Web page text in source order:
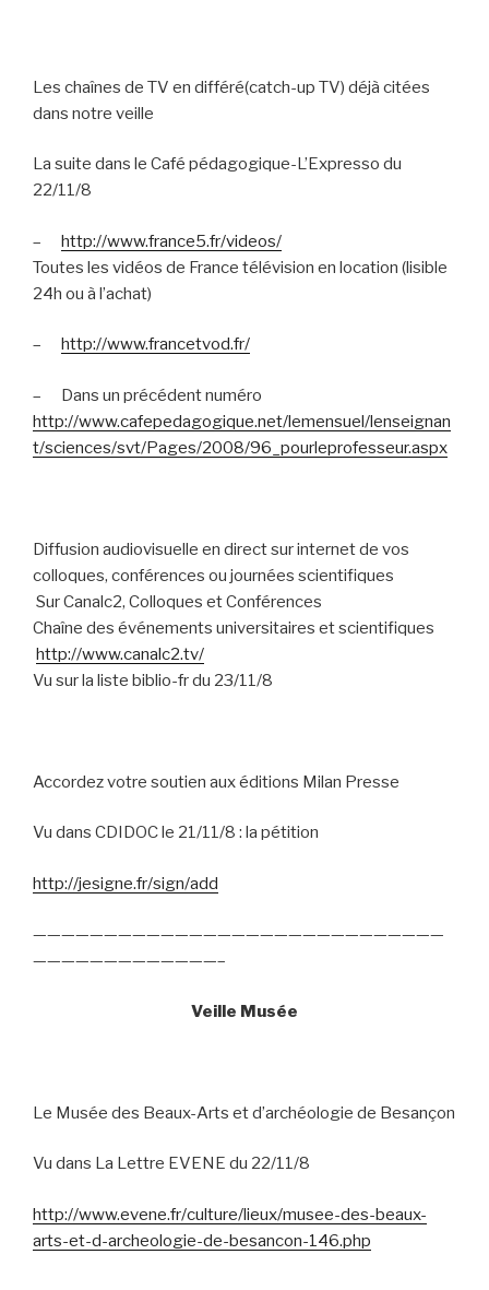
Les chaînes de TV en différé(catch-up TV) déjà citées
dans notre veille
La suite dans le Café pédagogique-L’Expresso du
22/11/8
–
http://www.france5.fr/videos/
Toutes les vidéos de France télévision en location (lisible
24h ou à l’achat)
– http://www.francetvod.fr/
–
Dans un précédent numéro
http://www.cafepedagogique.net/lemensuel/lenseignan
t/sciences/svt/Pages/2008/96_pourleprofesseur.aspx
Diffusion audiovisuelle en direct sur internet de vos
colloques, conférences ou journées scientifiques
Sur Canalc2, Colloques et Conférences
Chaîne des événements universitaires et scientifiques
http://www.canalc2.tv/
Vu sur la liste biblio-fr du 23/11/8
Accordez votre soutien aux éditions Milan Presse
Vu dans CDIDOC le 21/11/8 : la pétition
http://jesigne.fr/sign/add
—————————————————————————————
—————————————–
Veille Musée
Le Musée des Beaux-Arts et d’archéologie de Besançon
Vu dans La Lettre EVENE du 22/11/8
http://www.evene.fr/culture/lieux/musee-des-beaux-
arts-et-d-archeologie-de-besancon-146.php